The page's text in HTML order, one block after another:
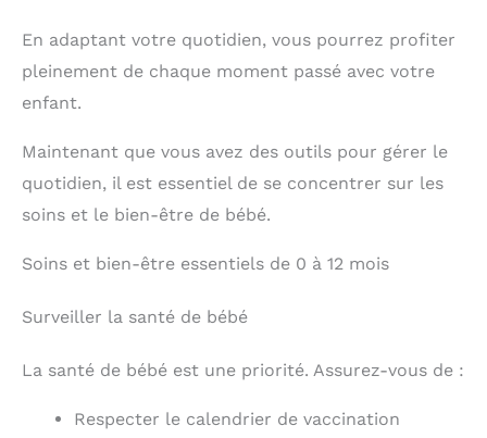
En adaptant votre quotidien, vous pourrez profiter
pleinement de chaque moment passé avec votre
enfant.
Maintenant que vous avez des outils pour gérer le
quotidien, il est essentiel de se concentrer sur les
soins et le bien-être de bébé.
Soins et bien-être essentiels de 0 à 12 mois
Surveiller la santé de bébé
La santé de bébé est une priorité. Assurez-vous de :
Respecter le calendrier de vaccination